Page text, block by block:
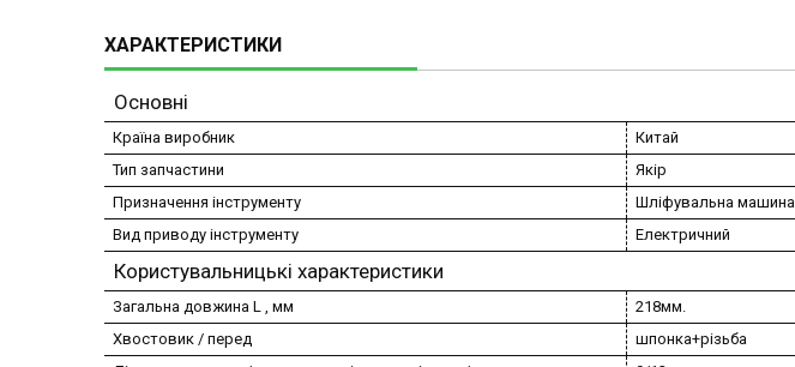
ХАРАКТЕРИСТИКИ
Основні
Країна виробник
Китай
Тип запчастини
Якір
Призначення інструменту
Шліфувальна машина
Вид приводу інструменту
Електричний
Користувальницькі характеристики
Загальна довжина L , мм
218мм.
Хвостовик / перед
шпонка+різьба